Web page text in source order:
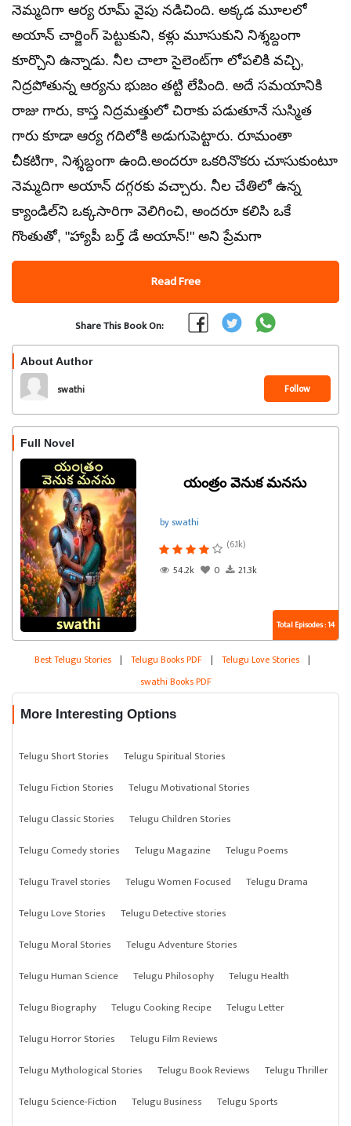
నెమ్మదిగా ఆర్య రూమ్‌ వైపు నడిచింది. అక్కడ మూలలో
అయాన్ చార్జింగ్ పెట్టుకుని, కళ్లు మూసుకుని నిశ్శబ్దంగా
కూర్చొని ఉన్నాడు. నీల చాలా సైలెంట్‌గా లోపలికి వచ్చి,
నిద్రపోతున్న ఆర్యను భుజం తట్టి లేపింది. అదే సమయానికి
రాజు గారు, కాస్త నిద్రమత్తులో చిరాకు పడుతూనే సుస్మిత
గారు కూడా ఆర్య గదిలోకి అడుగుపెట్టారు. రూమంతా
చీకటిగా, నిశ్శబ్దంగా ఉంది.అందరూ ఒకరినొకరు చూసుకుంటూ
నెమ్మదిగా అయాన్ దగ్గరకు వచ్చారు. నీల చేతిలో ఉన్న
క్యాండిల్‌ని ఒక్కసారిగా వెలిగించి, అందరూ కలిసి ఒకే
గొంతుతో, "హ్యాపీ బర్త్ డే అయాన్!" అని ప్రేమగా
Read Free
Share This Book On:
About Author
swathi Follow
Full Novel
యంత్రం వెనుక మనసు
by swathi
(6.1k)
54.2k
0 21.3k
Total Episodes : 14
Best Telugu Stories | Telugu Books PDF | Telugu Love Stories |
swathi Books PDF
More Interesting Options
Telugu Short Stories
Telugu Spiritual Stories
Telugu Fiction Stories
Telugu Motivational Stories
Telugu Classic Stories
Telugu Children Stories
Telugu Comedy stories
Telugu Magazine
Telugu Poems
Telugu Travel stories
Telugu Women Focused
Telugu Drama
Telugu Love Stories
Telugu Detective stories
Telugu Moral Stories
Telugu Adventure Stories
Telugu Human Science
Telugu Philosophy
Telugu Health
Telugu Biography
Telugu Cooking Recipe
Telugu Letter
Telugu Horror Stories
Telugu Film Reviews
Telugu Mythological Stories
Telugu Book Reviews
Telugu Thriller
Telugu Science-Fiction
Telugu Business
Telugu Sports